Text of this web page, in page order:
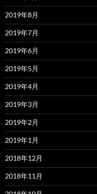
2019年8月
2019年7月
2019年6月
2019年5月
2019年4月
2019年3月
2019年2月
2019年1月
2018年12月
2018年11月